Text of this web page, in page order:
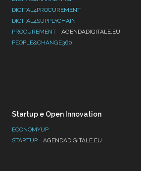
DIGITAL4PROCUREMENT
DIGITAL4SUPPLYCHAIN
PROCUREMENT
AGENDADIGITALE.EU
PEOPLE&CHANGE360
Startup e Open Innovation
ECONOMYUP
STARTUP
AGENDADIGITALE.EU